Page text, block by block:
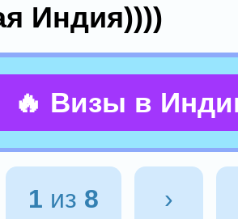
Индия))))
🔥 Визы в
1 из 8 ›